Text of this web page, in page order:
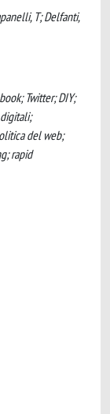
T; Delfanti,
Twitter; DIY;
del web;
rapid